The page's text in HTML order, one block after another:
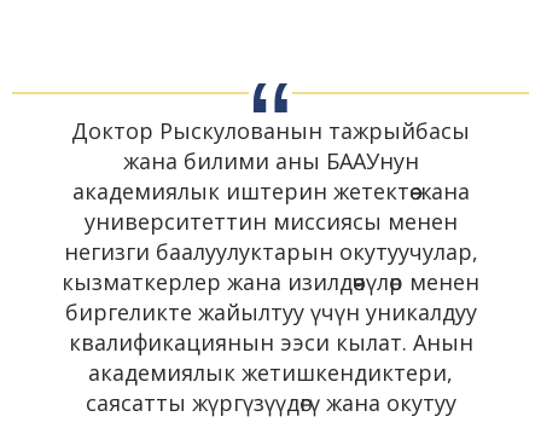
Доктор Рыскулованын тажрыйбасы
жана билими аны БААУнун
академиялык иштерин жетектөө жана
университеттин миссиясы менен
негизги баалуулуктарын окутуучулар,
кызматкерлер жана изилдөөчүлөр менен
биргеликте жайылтуу үчүн уникалдуу
квалификациянын ээси кылат. Анын
академиялык жетишкендиктери,
саясатты жүргүзүүдөгү жана окутуу